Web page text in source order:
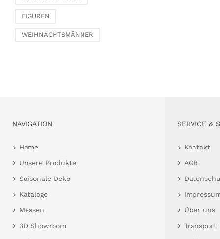
FIGUREN
WEIHNACHTSMÄNNER
NAVIGATION
Home
Unsere Produkte
Saisonale Deko
Kataloge
Messen
3D Showroom
SERVICE &
Kontakt
AGB
Über uns
Transport